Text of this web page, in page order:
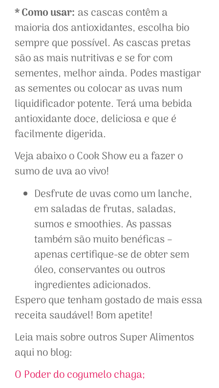
* Como usar: as cascas contêm a
maioria dos antioxidantes, escolha bio
sempre que possível. As cascas pretas
são as mais nutritivas e se for com
sementes, melhor ainda. Podes mastigar
as sementes ou colocar as uvas num
liquidificador potente. Terá uma bebida
antioxidante doce, deliciosa e que é
facilmente digerida.
Veja abaixo o Cook Show eu a fazer o
sumo de uva ao vivo!
Desfrute de uvas como um lanche,
em saladas de frutas, saladas,
sumos e smoothies. As passas
também são muito benéficas –
apenas certifique-se de obter sem
óleo, conservantes ou outros
ingredientes adicionados.
Espero que tenham gostado de mais essa
receita saudável! Bom apetite!
Leia mais sobre outros Super Alimentos
aqui no blog:
O Poder do cogumelo chaga;